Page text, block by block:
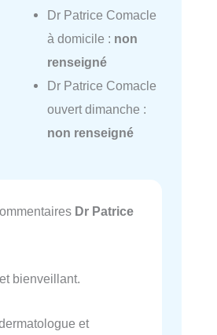
Dr Patrice Comacle
à domicile : non
renseigné
Dr Patrice Comacle
ouvert dimanche :
non renseigné
Dr Patrice
bienveillant.
et